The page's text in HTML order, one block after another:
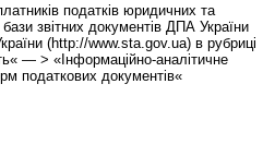
податків юридичних та
звітних документів ДПА України
(http://www.sta.gov.ua) в рубриці
— > «Інформаційно-аналітичне
податкових документів«